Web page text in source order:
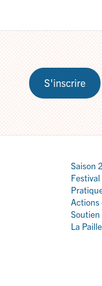
S'inscrire
Saison
Actions
Soutien
La